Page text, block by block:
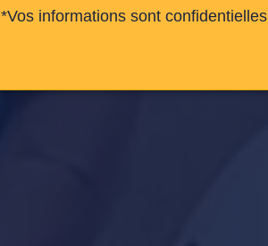
*Vos informations sont confidentielles